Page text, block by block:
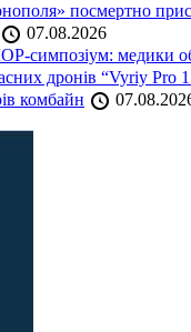
посмертно
07.08.2026
симпозіум: медики
дронів “Vyriy Pro
комбайн